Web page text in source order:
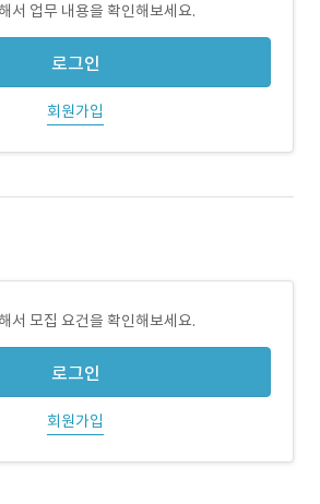
서 업무 내용을 확인해보세요.
로그인
회원가입
서 모집 요건을 확인해보세요.
로그인
회원가입